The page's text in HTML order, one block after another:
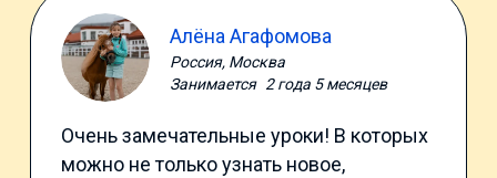
Алёна Агафомова
Россия, Москва
Занимается 2 года 5 месяцев
Очень замечательные уроки! В которых
можно не только узнать новое,